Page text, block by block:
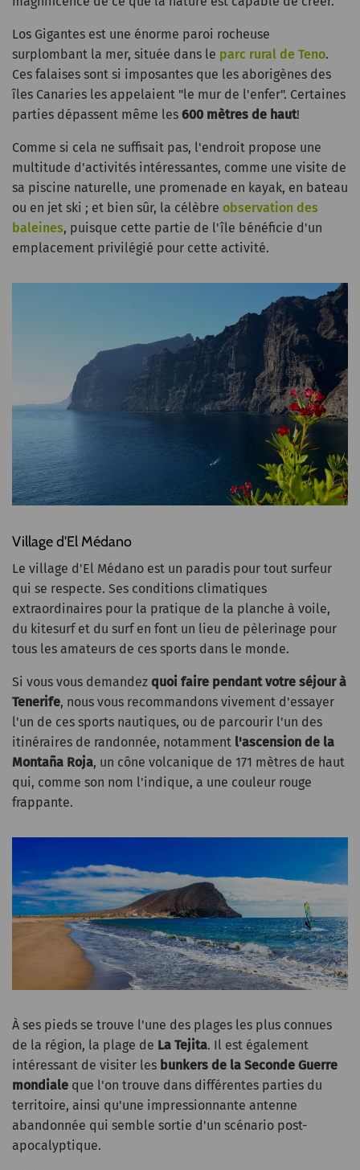
Los Gigantes est une énorme paroi rocheuse
surplombant la mer, située dans le parc rural de Teno.
Ces falaises sont si imposantes que les aborigènes des
îles Canaries les appelaient "le mur de l'enfer". Certaines
parties dépassent même les 600 mètres de haut!
Comme si cela ne suffisait pas, l'endroit propose une
multitude d'activités intéressantes, comme une visite de
sa piscine naturelle, une promenade en kayak, en bateau
ou en jet ski ; et bien sûr, la célèbre observation des
baleines, puisque cette partie de l'île bénéficie d'un
emplacement privilégié pour cette activité.
Village d'El Médano
Le village d'El Médano est un paradis pour tout surfeur
qui se respecte. Ses conditions climatiques
extraordinaires pour la pratique de la planche à voile,
du kitesurf et du surf en font un lieu de pèlerinage pour
tous les amateurs de ces sports dans le monde.
Si vous vous demandez quoi faire pendant votre séjour à
Tenerife, nous vous recommandons vivement d'essayer
l'un de ces sports nautiques, ou de parcourir l'un des
itinéraires de randonnée, notamment l'ascension de la
Montaña Roja, un cône volcanique de 171 mètres de haut
qui, comme son nom l'indique, a une couleur rouge
frappante.
À ses pieds se trouve l'une des plages les plus connues
de la région, la plage de La Tejita. Il est également
intéressant de visiter les bunkers de la Seconde Guerre
mondiale que l'on trouve dans différentes parties du
territoire, ainsi qu'une impressionnante antenne
abandonnée qui semble sortie d'un scénario post-
apocalyptique.